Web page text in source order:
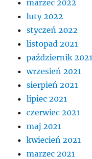
marzec 2022
luty 2022
styczeń 2022
listopad 2021
październik 2021
wrzesień 2021
sierpień 2021
lipiec 2021
czerwiec 2021
maj 2021
kwiecień 2021
marzec 2021